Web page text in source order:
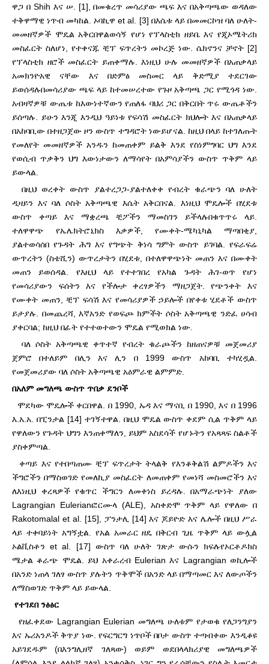
ዋጋ በ Shih እና ሠ. [1], በመቁረጥ መሳሪያው ጫፍ እና በአቅጣጫው ወዳለው
ተቅዋማዊ ነጥብ መካከል. ኦባኪዋ et al. [3] በእሴቱ ላይ በመመርኮዝ ባለ ሁለት-
መመዘኛዎች ሞዴል አቅርበዋልወሳኝ የሆነ የፕላስቲክ ዘይቤ እና የጂኦሜትሪክ
መስፈርት ስለሆነ, የተቀናጁ ቺፕ ፍጥረትን መኮረጅ ነው. ሴክኖንና ቻኖት [2]
የፕላስቲክ ዘሮች መስፈርት ይጠቀማሉ. እነዚህ ሁሉ መመዘኛዎች በአጠቃላይ
አመክንዮአዊ ናቸው እና በድምፅ መስመር ላይ ቅድሚያ ተደርገው
ይወሰዳሉበመሳሪያው ጫፍ ላይ ከተመሠረተው የጉዞ አቅጣጫ ጋር የሚጎዳ ነው.
አብዛኛዎቹ ውጤቱ ከእውነተኛውን የጠለፋ ባህሪ ጋር በቅርበት ጥሩ ውጤቶችን
ይሰጣሉ. ይሁን እንጂ እንዲህ ዓይነቱ የፍሳሽ መስፈርት ክህሎት እና በአጠቃላይ
በአከባቢው በተዘጋጀው ዞን ውስጥ ተግዳሮት ነውይሆናል. ከዚህ በላይ ከተገለጡት
የመለየት መመዘኛዎች አንዱን ከመጠቀም ይልቅ እንደ የስነምግባር ህግ እንደ
የወሲብ ጥቃቅን ህግ እውነታውን ለማሳየት በአምሳያችን ውስጥ ጥቅም ላይ
ይውላል.
በዚህ ወረቀት ውስጥ ያልተረጋጋ-ያልተለቀቀ የብረት ቁራጭን ባለ ሁለት
ዲዛይን እና ባለ ሶስት አቅጣጫዊ እሴት አቅርበናል. እነዚህ ሞዴሎች በሂደቱ
ውስጥ ቀጣይ እና ማቋረጫ ቺፖችን ማመስገን ይችላሉበቁጥጥሩ ላይ.
ተለዋዋጭ የኤሌክትሮኒክስ እቃዎች, የሙቀት-ሜካኒካል ማጣበቂያ,
ያልተወሳሰበ የጉዳት ሕግ እና የግጭት ቅነሳ ግምት ውስጥ ይገባል. የፍራፍሬ
ውጥረትን (ስቴሺን) ውጥረታትን በሂደቱ, በተለዋዋጭነት መጠን እና በሙቀት
መጠን ይወሰዳል. የእዚህ ላይ የተተገበረ የአካል ጉዳት ሕገ-ወጥ የሆነ
የመሳሪያውን ፍሰትን እና የችሎታ ቀረፃዎችን ማዘጋጀት. የጭንቀት እና
የሙቀት መጠን, ቺፕ ፍሳሽ እና የመሳሪያዎች ኃይሎች በየቀቱ ሂደቶች ውስጥ
ይታያሉ. በመጨረሻ, እኛአንድ የወፍጮ ክምችት ሶስት አቅጣጫዊ ንድፈ ሀሳብ
ያቀርባል; ከዚህ በፊት የተተወተውን ሞዴል የሚወክል ነው.
ባለ ሶስት አቅጣጫዊ ቀጥተኛ የብረት ቁራጮችን ከዘጠናዎቹ መጀመሪያ
ጀምሮ በተለይም በሊን እና ሊን በ 1999 ውስጥ አከባቢ ተካሂዷል.
የመጀመሪያው ባለ ሶስት አቅጣጫዊ አዕምራዊ ልምምድ.
በአለም መግለጫ ውስጥ ጥበቃ ደንቦች
ሞደካው ሞዴሎች ቀርበዋል. በ 1990, ኡዳ እና ማናቢ በ 1990, እና በ 1996
እ.አ.አ. በፒንታል [14] ተገኝተዋል. በዚህ ሞዴል ውስጥ ቀደም ሲል ጥቅም ላይ
የዋለውን የጉዳት ህግን እንጠቀማለን, ይህም አስደሳች የሆኑትን የአጻጻፍ ስልቶች
ያስቀምጣል.
ቀጣይ እና የተበጣጠሙ ቺፕ ፍጥረታት ትላልቅ የእንቆቅልሽ ልምዶችን እና
ችግሮችን በማስወገድ የመለኪያ መስፈርት ለመጠቀም የመነሻ መስመሮችን እና
ለእነዚህ ቀረጻዎች የቁጥር ችግርን ለመቀነስ ይረዳሉ. በአማራጭነት ያለው
Lagrangian Eulerianፎርሙላ (ALE), አስቀድሞ ጥቅም ላይ የዋለው በ
Rakotomalal et al. [15], ፓንታሊ [14] እና ጆይዮድ እና ሌሎች በዚህ ሥራ
ላይ ተቀባይነት አግኝቷል. የአል አመራር ዘዴ በቅርብ ጊዜ ጥቅም ላይ ውሏል
ኦልቪስቶን et al. [17] ውስጥ ባለ ሁለት ገጽታ ውሱን ክፍሉየኦርቶዶክስ
ሜታል ቆራጭ ሞዴል. ይህ አቀራረብ Eulerian እና Lagrangian ወኪሎች
በአንድ ነጠላ ገለፃ ውስጥ ያሉትን ጥቅሞች በአንድ ላይ በማጣመር እና ለውጦችን
ለማስወገድ ጥቅም ላይ ይውላል.
የተገደበ ንፅፅር
የዘፈቀደው Lagrangian Eulerian መግለጫ ሁለቱም የታወቁ የለጋንግያን
እና ኡሪአንዶች ቅጥያ ነው. የፍርግርግ ነጥቦች በቦታ ውስጥ ተጣብቀው እንዲቆዩ
አይገደዱም (በእንግሊዘኛ ገለጻው) ወይም ወደበላላክሪያዊ መግለጫዎች